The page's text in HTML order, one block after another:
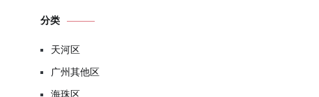
分类
天河区
广州其他区
海珠区